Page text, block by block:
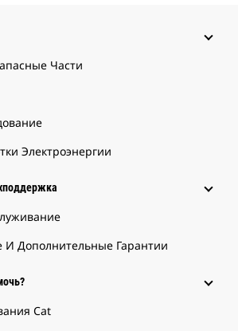
Части
Электроэнергии
Дополнительные Гарантии
Cat